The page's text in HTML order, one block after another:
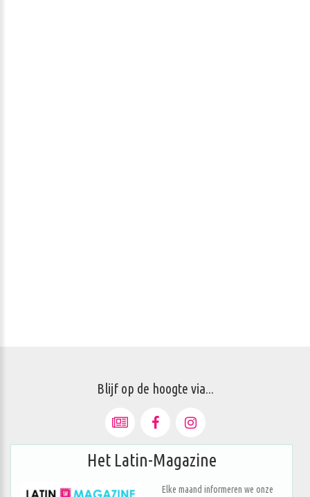
Blijf op de hoogte via...
Het Latin-Magazine
Elke maand informeren we onze